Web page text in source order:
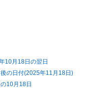
10月18日の翌日
の日付(2025年11月18日)
10月18日